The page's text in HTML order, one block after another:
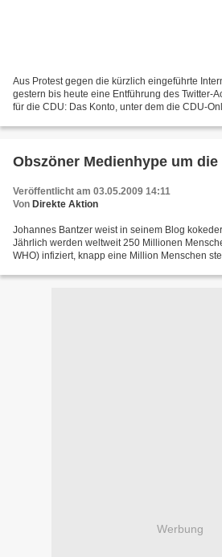
Aus Protest gegen die kürzlich eingeführte
gestern bis heute eine Entführung des Twitter-
für die CDU: Das Konto, unter dem die CDU-
Obszöner Medienhype um die
Veröffentlicht am 03.05.2009 14:11
Von Direkte Aktion
Johannes Bantzer weist in seinem Blog
Jährlich werden weltweit 250 Millionen
WHO) infiziert, knapp eine Million Menschen
Werbung